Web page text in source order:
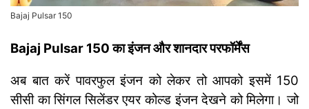
Bajaj Pulsar 150
Bajaj Pulsar 150 का इंजन और शानदार परफॉर्मेंस
अब बात करें पावरफुल इंजन को लेकर तो आपको इसमें 150
सीसी का सिंगल सिलेंडर एयर कोल्ड इंजन देखने को मिलेगा। जो